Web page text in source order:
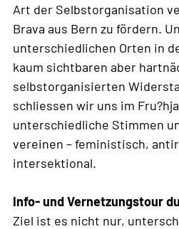
Art der Selbstorganisation
Brava aus Bern zu fördern.
unterschiedlichen Orten in
kaum sichtbaren aber
selbstorganisierten
schliessen wir uns im
unterschiedliche Stimmen
vereinen – feministisch,
intersektional.
Info- und Vernetzungstour
Ziel ist es nicht nur,